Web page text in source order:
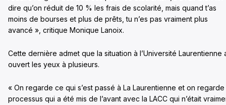
dire qu’on réduit de 10 % les frais de scolarité, mais quand t’as
moins de bourses et plus de prêts, tu n’es pas vraiment plus
avancé », critique Monique Lanoix.
Cette dernière admet que la situation à l’Université Laurentienne
ouvert les yeux à plusieurs.
« On regarde ce qui s’est passé à La Laurentienne et on
processus qui a été mis de l’avant avec la LACC qui n’était